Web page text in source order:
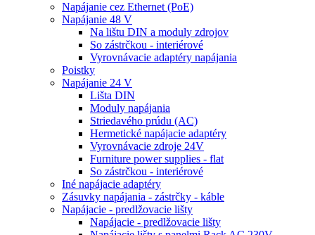
Napájanie cez Ethernet (PoE)
Napájanie 48 V
Na lištu DIN a moduly zdrojov
So zástrčkou - interiérové
Vyrovnávacie adaptéry napájania
Poistky
Napájanie 24 V
Lišta DIN
Moduly napájania
Striedavého prúdu (AC)
Hermetické napájacie adaptéry
Vyrovnávacie zdroje 24V
Furniture power supplies - flat
So zástrčkou - interiérové
Iné napájacie adaptéry
Zásuvky napájania - zástrčky - káble
Napájacie - predlžovacie lišty
Napájacie - predlžovacie lišty